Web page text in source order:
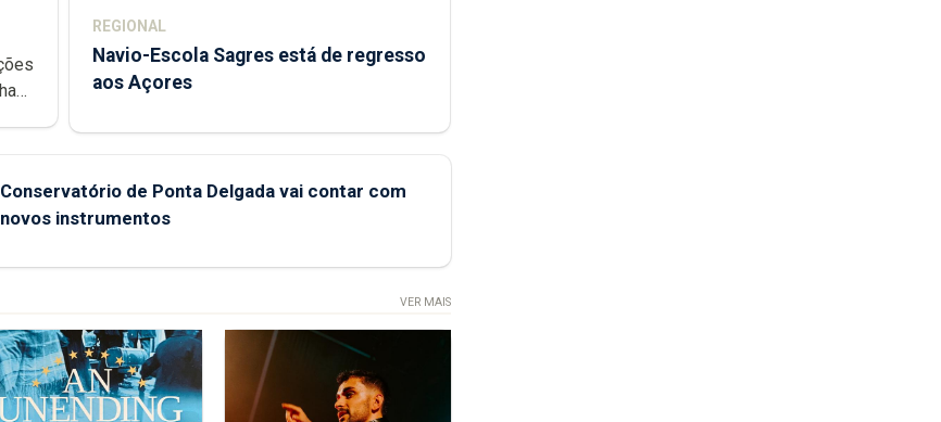
REGIONAL
Navio-Escola Sagres está de regresso
aos Açores
Conservatório de Ponta Delgada vai contar com
novos instrumentos
VER MAIS